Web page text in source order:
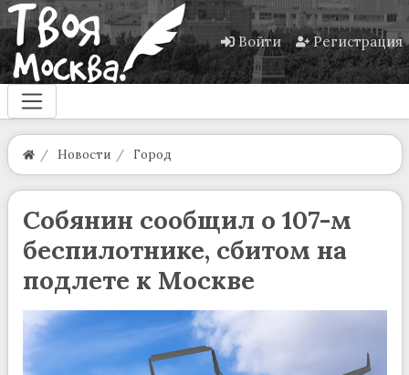
Войти Регистрация
Новости Город
Собянин сообщил о 107-м
беспилотнике, сбитом на
подлете к Москве